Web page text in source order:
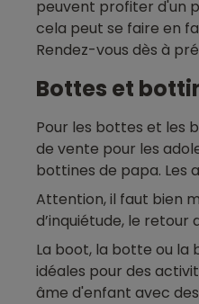
peuvent profiter d'un
cela peut se faire en
Rendez-vous dès à
Bottes et
Pour les bottes et les
de vente pour les
bottines de papa. Les
Attention, il faut bien
d’inquiétude, le retour
La boot, la botte ou la
idéales pour des
âme d'enfant avec